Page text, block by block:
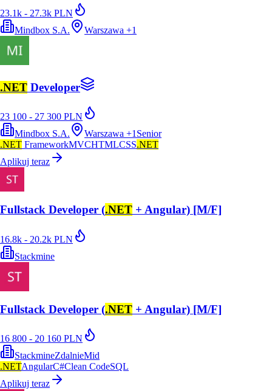
23.1k - 27.3k PLN
Mindbox S.A.
Warszawa +1
.NET Developer
23 100 - 27 300 PLN
Mindbox S.A.
Warszawa +1Senior
.NET FrameworkMVCHTMLCSS.NET
Aplikuj teraz
Fullstack Developer (.NET + Angular) [M/F]
16.8k - 20.2k PLN
Stackmine
Fullstack Developer (.NET + Angular) [M/F]
16 800 - 20 160 PLN
StackmineZdalnieMid
.NETAngularC#Clean CodeSQL
Aplikuj teraz